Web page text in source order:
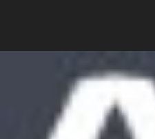
Canicross